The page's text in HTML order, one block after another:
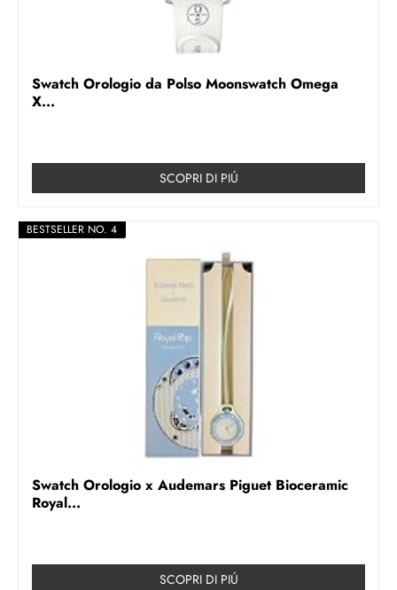
Swatch Orologio da Polso Moonswatch Omega
X...
SCOPRI DI PIÚ
BESTSELLER NO. 4
Swatch Orologio x Audemars Piguet Bioceramic
Royal...
SCOPRI DI PIÚ